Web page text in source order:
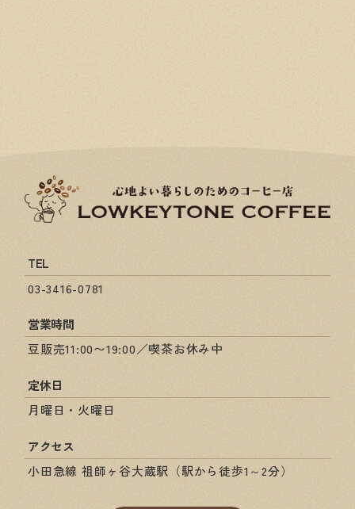
TEL
03-3416-0781
営業時間
豆販売11:00〜19:00／喫茶お休み中
定休日
月曜日・火曜日
アクセス
小田急線 祖師ヶ谷大蔵駅（駅から徒歩1～2分）